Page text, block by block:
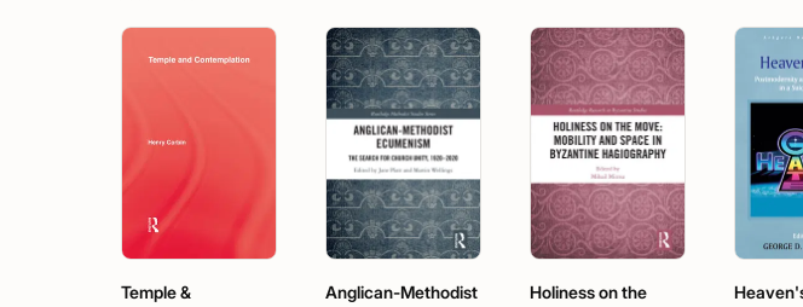
Temple &
Anglican-Methodist
Holiness on the